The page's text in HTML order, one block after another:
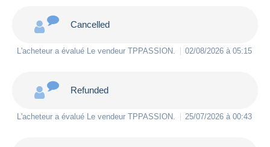
Cancelled
L'acheteur a évalué Le vendeur TPPASSION 02/08/2026 à 05:15
Refunded
L'acheteur a évalué Le vendeur TPPASSION 25/07/2026 à 00:43